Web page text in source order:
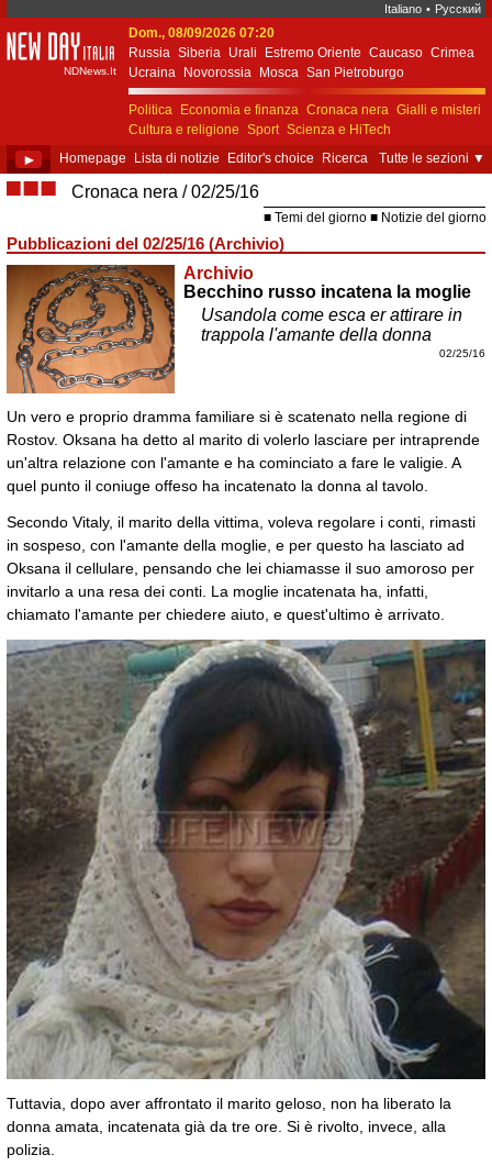
Italiano • Русский
New Day Italia
NDNews.It
Dom., 08/09/2026 07:20
Russia Siberia Urali Estremo Oriente Caucaso Crimea
Ucraina
Novorossia Mosca San Pietroburgo
Ekaterinburgo Kiev Simferopol
Sebastopoli
Politica
Economia e finanza Cronaca nera Gialli e misteri
Cultura e religione Sport Scienza e HiTech
Costume e società
Unione Europea
► Homepage Lista di notizie Editor's choice Ricerca Tutte le sezioni ▼
■■■ Cronaca nera 02/25/16
Temi del giorno Notizie del giorno
Pubblicazioni del 02/25/16 (Archivio)
Archivio
Becchino russo incatena la moglie
Usandola come esca er attirare in
trappola l'amante della donna
02/25/16
Un vero e proprio dramma familiare si è scatenato nella regione di
Rostov. Oksana ha detto al marito di volerlo lasciare per intraprende
un'altra relazione con l'amante e ha cominciato a fare le valigie. A
quel punto il coniuge offeso ha incatenato la donna al tavolo.
Secondo Vitaly, il marito della vittima, voleva regolare i conti, rimasti
in sospeso, con l'amante della moglie, e per questo ha lasciato ad
Oksana il cellulare, pensando che lei chiamasse il suo amoroso per
invitarlo a una resa dei conti. La moglie incatenata ha, infatti,
chiamato l'amante per chiedere aiuto, e quest'ultimo è arrivato.
Tuttavia, dopo aver affrontato il marito geloso, non ha liberato la
donna amata, incatenata già da tre ore. Si è rivolto, invece, alla
polizia.